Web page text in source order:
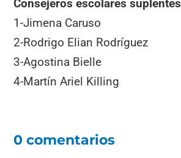
Consejeros escolares suplentes
1-Jimena Caruso
2-Rodrigo Elian Rodríguez
3-Agostina Bielle
4-Martín Ariel Killing
0 comentarios